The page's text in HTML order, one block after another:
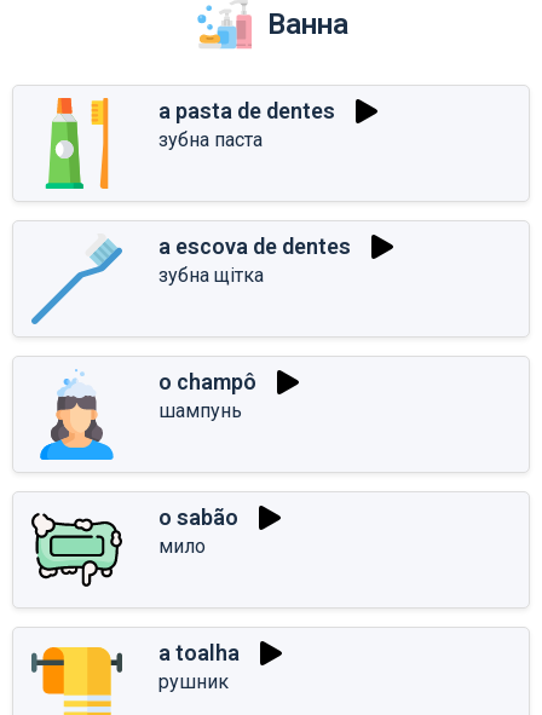
Ванна
a pasta de dentes
зубна паста
a escova de dentes
зубна щітка
o champô
шампунь
o sabão
мило
a toalha
рушник